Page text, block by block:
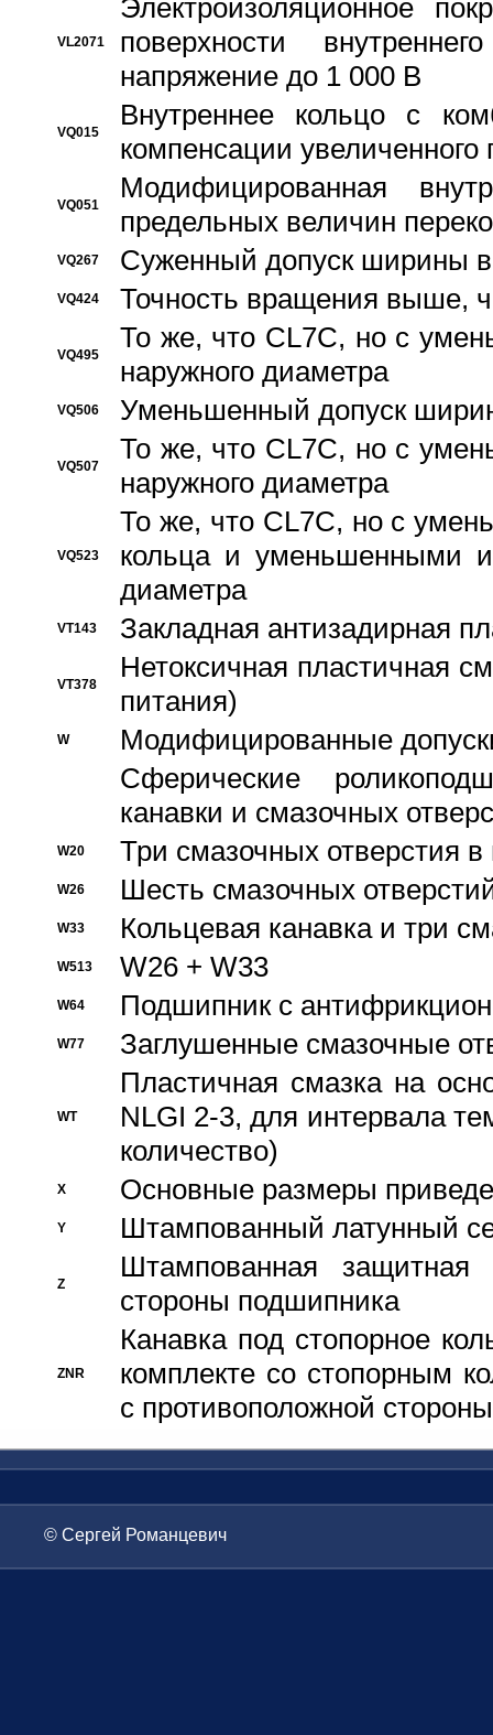
VL2071
Электроизоляционное
поверхности
напряжение до 1 000 В
VQ015
Bнутреннее кольцо с
компенсации увеличенного
VQ051
Модифицированная
предельных величин
VQ267 Суженный допуск ширины
VQ424 Точность вращения выше,
VQ495
То же, что CL7C, но с
наружного диаметра
VQ506 Уменьшенный допуск
VQ507
То же, что CL7C, но с
наружного диаметра
VQ523
То же, что CL7C, но с
кольца и уменьшенными
диаметра
VT143 Закладная антизадирная
VT378
Нетоксичная пластичная
питания)
W
Модифицированные
Сферические
канавки и смазочных
W20 Три смазочных отверстия
W26 Шесть смазочных
W33 Кольцевая канавка и три
W513 W26 + W33
W64 Подшипник с
W77 Заглушенные смазочные
WT
Пластичная смазка на
NLGI 2-3, для интервала
количество)
X Основные размеры
Y Штампованный латунный
Z
Штампованная
стороны подшипника
ZNR
Канавка под стопорное
комплекте со стопорным
с противоположной стороны
© Сергей Романцевич